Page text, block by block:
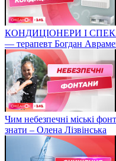
КОНДИЦІОНЕРИ І
— терапевт Богдан
Чим небезпечні міські
знати – Олена Лізвінська